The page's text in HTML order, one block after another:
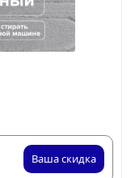
Ваша скидка